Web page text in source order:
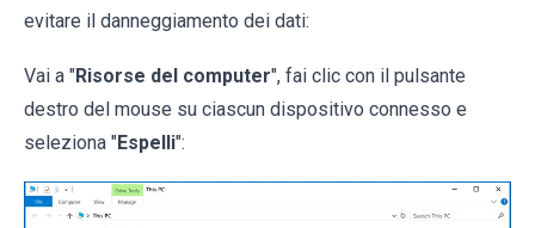
evitare il danneggiamento dei dati:
Vai a "Risorse del computer", fai clic con il pulsante
destro del mouse su ciascun dispositivo connesso e
seleziona "Espelli":